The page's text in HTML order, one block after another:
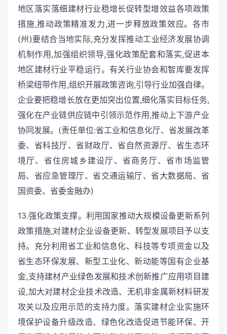
地区落实落细建材行业稳增长促转型增效益各项政策
措施,推动政策精准发力,进一步释放政策效应。各市
(州)要结合当地实际,充分发挥推动工业经济发展协调
机制作用,加强组织领导,强化政策配套和落实,促进本
地区建材行业平稳运行。有关行业协会和智库要发挥
桥梁纽带作用,组织开展政策咨询,引导行业加强自律。
企业要把稳增长放在更加突出位置,细化落实目标任务,
强化在产业链供应链中引领示范作用,推动上下游产业
协同发展。(责任单位:省工业和信息化厅、省发展改革
委、省科技厅、省财政厅、省自然资源厅、省生态环
境厅、省住房城乡建设厅、省商务厅、省市场监管
局、省应急管理厅、省交通运输厅、省大数据局、省
国资委、省委金融办)
13.强化政策支撑。利用国家推动大规模设备更新系列
政策措施,对建材企业设备更新、转型发展项目予以支
持。充分利用省工业和信息化、科技等专项资金以及
省生态环保发展、新型工业化、新动能等国有企业基
金,支持建材产业绿色发展和技术创新推广应用项目建
设,加大对建材企业技术改造、无机非金属新材料研发
攻关以及应用示范的支持力度。落实建材企业实施环
境保护设备升级改造、绿色化改造促进节能环保、开